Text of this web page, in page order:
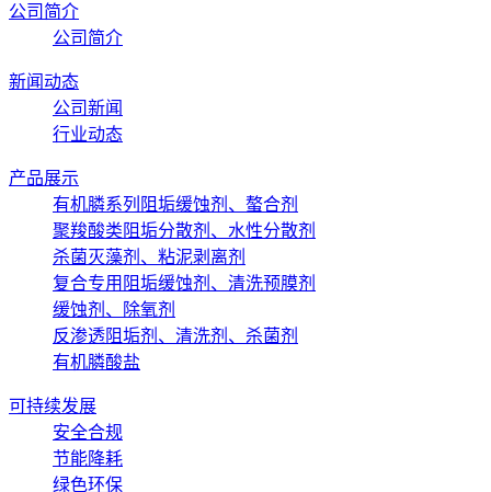
公司简介
公司简介
新闻动态
公司新闻
行业动态
产品展示
有机膦系列阻垢缓蚀剂、螯合剂
聚羧酸类阻垢分散剂、水性分散剂
杀菌灭藻剂、粘泥剥离剂
复合专用阻垢缓蚀剂、清洗预膜剂
缓蚀剂、除氧剂
反渗透阻垢剂、清洗剂、杀菌剂
有机膦酸盐
可持续发展
安全合规
节能降耗
绿色环保